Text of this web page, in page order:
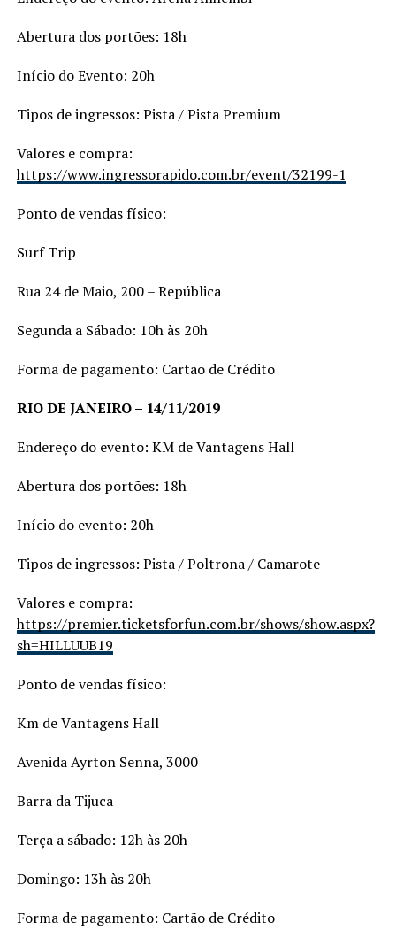
Abertura dos portões: 18h
Início do Evento: 20h
Tipos de ingressos: Pista / Pista Premium
Valores e compra:
https://www.ingressorapido.com.br/event/32199-1
Ponto de vendas físico:
Surf Trip
Rua 24 de Maio, 200 – República
Segunda a Sábado: 10h às 20h
Forma de pagamento: Cartão de Crédito
RIO DE JANEIRO – 14/11/2019
Endereço do evento: KM de Vantagens Hall
Abertura dos portões: 18h
Início do evento: 20h
Tipos de ingressos: Pista / Poltrona / Camarote
Valores e compra:
https://premier.ticketsforfun.com.br/shows/show.aspx?
sh=HILLUUB19
Ponto de vendas físico:
Km de Vantagens Hall
Avenida Ayrton Senna, 3000
Barra da Tijuca
Terça a sábado: 12h às 20h
Domingo: 13h às 20h
Forma de pagamento: Cartão de Crédito